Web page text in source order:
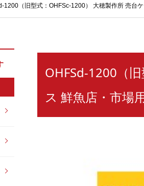
1200（旧型式：OHFSc-1200） 大穂製作所 売台
OHFSd-1200（
ス 鮮魚店・市場